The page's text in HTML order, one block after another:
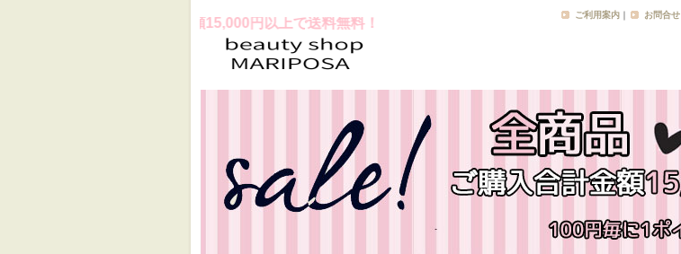
スお買上げ合計金額15,000円以上で送料無料！
ご利用案内 ｜ お問合せ